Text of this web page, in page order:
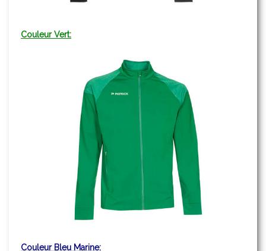
Couleur Vert:
Couleur Bleu Marine: